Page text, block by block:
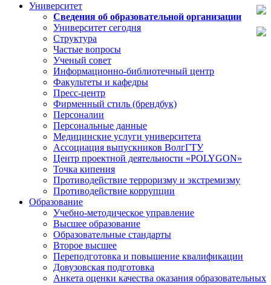
Университет
Сведения об образовательной организации
Университет сегодня
Структура
Частые вопросы
Ученый совет
Информационно-библиотечный центр
Факультеты и кафедры
Пресс-центр
Фирменный стиль (брендбук)
Персоналии
Персональные данные
Медицинские услуги университета
Ассоциация выпускников ВолгГТУ
Центр проектной деятельности «POLYGON»
Точка кипения
Противодействие терроризму и экстремизму
Противодействие коррупции
Образование
Учебно-методическое управление
Высшее образование
Образовательные стандарты
Второе высшее
Переподготовка и повышение квалификации
Довузовская подготовка
Анкета оценки качества оказания образовательных